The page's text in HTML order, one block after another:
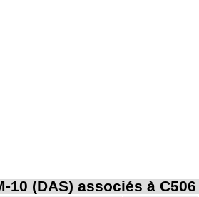
10 (DAS) associés à C506